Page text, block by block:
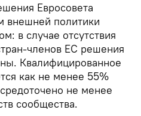
Евросовета
внешней политики
в случае отсутствия
членов ЕС решения
Квалифицированное
как не менее 55%
не менее
сообщества.